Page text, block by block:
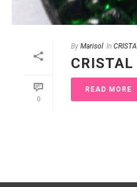
0
By Marisol In
CRISTAL
READ MORE